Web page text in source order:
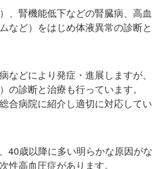
、腎機能低下などの腎臓病、高血
など）をはじめ体液異常の診断と
どにより発症・進展しますが、
診断と治療も行っています。
合病院に紹介し適切に対応してい
40歳以降に多い明らかな原因がな
高血圧症があります。